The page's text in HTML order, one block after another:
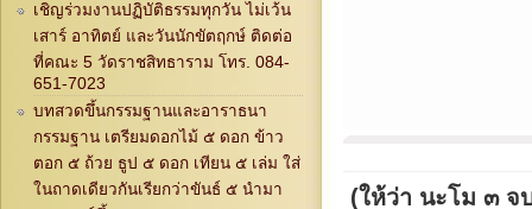
เชิญร่วมงานปฏิบัติธรรมทุกวัน ไม่เว้น
เสาร์ อาทิตย์ และวันนักขัตฤกษ์ ติดต่อ
ที่คณะ 5 วัดราชสิทธาราม โทร. 084-
651-7023
บทสวดขึ้นกรรมฐานและอาราธนา
กรรมฐาน เตรียมดอกไม้ ๕ ดอก ข้าว
ตอก ๕ ถ้วย ธูป ๕ ดอก เทียน ๕ เล่ม ใส่
ในถาดเดียวกันเรียกว่าขันธ์ ๕ นำมา
(ให้ว่า นะโม ๓ จ